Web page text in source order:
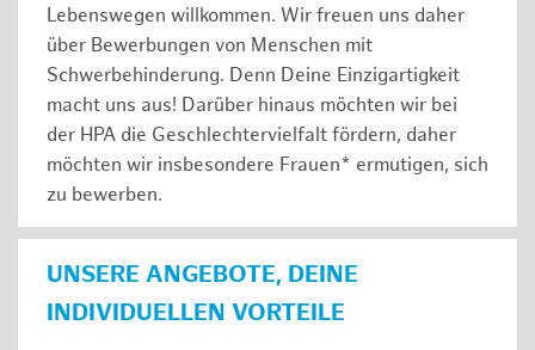
Lebenswegen willkommen. Wir freuen uns daher
über Bewerbungen von Menschen mit
Schwerbehinderung. Denn Deine Einzigartigkeit
macht uns aus! Darüber hinaus möchten wir bei
der HPA die Geschlechtervielfalt fördern, daher
möchten wir insbesondere Frauen* ermutigen, sich
zu bewerben.
UNSERE ANGEBOTE, DEINE
INDIVIDUELLEN VORTEILE